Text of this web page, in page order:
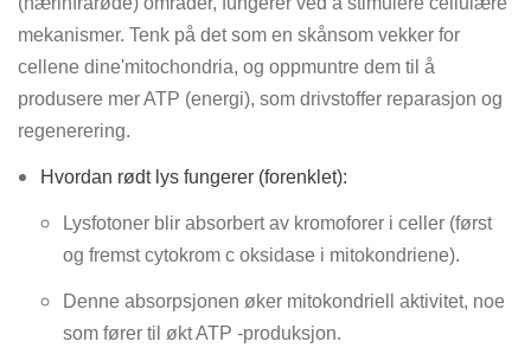
mekanismer. Tenk på det som en skånsom vekker for
cellene dine'mitochondria, og oppmuntre dem til å
produsere mer ATP (energi), som drivstoffer reparasjon og
regenerering.
Hvordan rødt lys fungerer (forenklet):
Lysfotoner blir absorbert av kromoforer i celler (først
og fremst cytokrom c oksidase i mitokondriene).
Denne absorpsjonen øker mitokondriell aktivitet, noe
som fører til økt ATP -produksjon.